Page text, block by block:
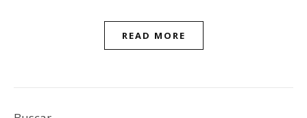
READ MORE